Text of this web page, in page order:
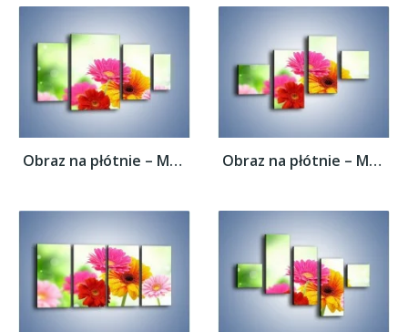
Obraz na płótnie – Małe kolorowe gerberki... Obraz na płótnie – Małe kolorowe gerberki...